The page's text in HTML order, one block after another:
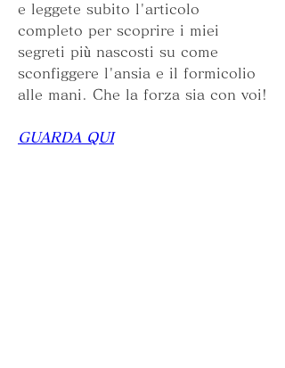
e leggete subito l'articolo
completo per scoprire i miei
segreti più nascosti su come
sconfiggere l'ansia e il formicolio
alle mani. Che la forza sia con voi!
GUARDA QUI